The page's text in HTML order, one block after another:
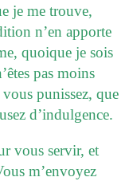
je me trouve,
n’en apporte
quoique je sois
pas moins
punissez, que
d’indulgence.
vous servir, et
m’envoyez